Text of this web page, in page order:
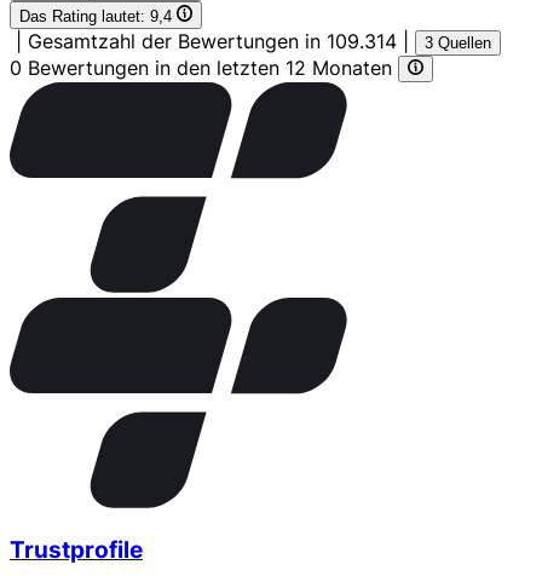
Das Rating lautet: 9,4
Gesamtzahl der Bewertungen in 109.314 3 Quellen
0 Bewertungen in den letzten 12 Monaten
Trustprofile